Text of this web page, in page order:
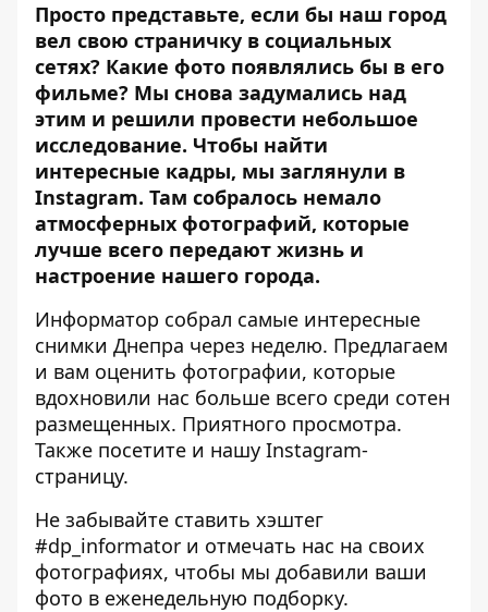
Просто представьте, если бы наш город
вел свою страничку в социальных
сетях? Какие фото появлялись бы в его
фильме? Мы снова задумались над
этим и решили провести небольшое
исследование. Чтобы найти
интересные кадры, мы заглянули в
Instagram. Там собралось немало
атмосферных фотографий, которые
лучше всего передают жизнь и
настроение нашего города.
Информатор собрал самые интересные
снимки Днепра через неделю. Предлагаем
и вам оценить фотографии, которые
вдохновили нас больше всего среди сотен
размещенных. Приятного просмотра.
Также посетите и нашу Instagram-
страницу.
Не забывайте ставить хэштег
#dp_informator и отмечать нас на своих
фотографиях, чтобы мы добавили ваши
фото в еженедельную подборку.